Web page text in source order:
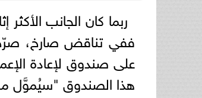
ربما كان الجانب
ففي تناقض صارخ،
هذا الصندوق "سيُموَّل